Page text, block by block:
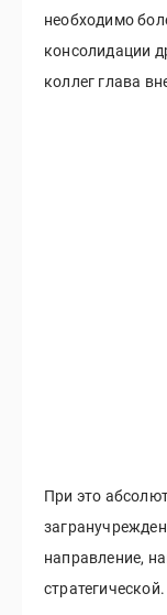
необходимо
консолидации
коллег глава
При это
направление,